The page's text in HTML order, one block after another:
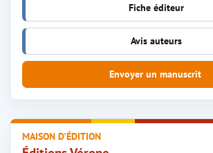
MAISON D'ÉDITION
Fiche éditeur
Avis auteurs
Envoyer un manuscrit